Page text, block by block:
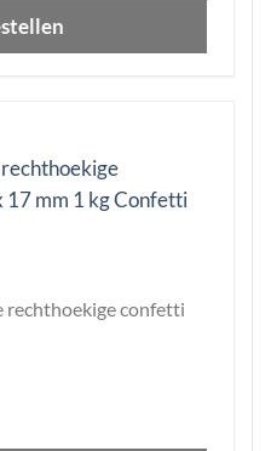
rechthoekige confetti